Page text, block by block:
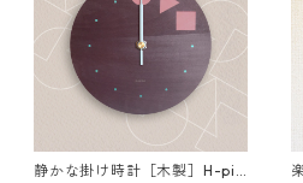
静かな掛け時計［木製］H-pin